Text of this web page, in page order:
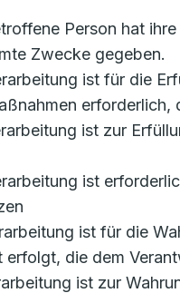
Person hat
Zwecke gegeben.
ist für die
ist zur
ist
ist für die
die dem
ist zur